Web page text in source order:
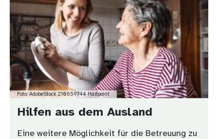
Foto: AdobeStock 210659744 Halfpoint
Hilfen aus dem Ausland
Eine weitere Möglichkeit für die Betreuung zu